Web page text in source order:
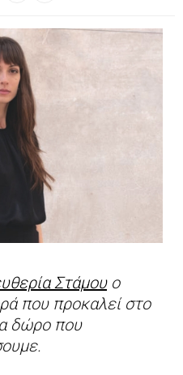
Στάμουο
που προκαλεί στο
δώρο που